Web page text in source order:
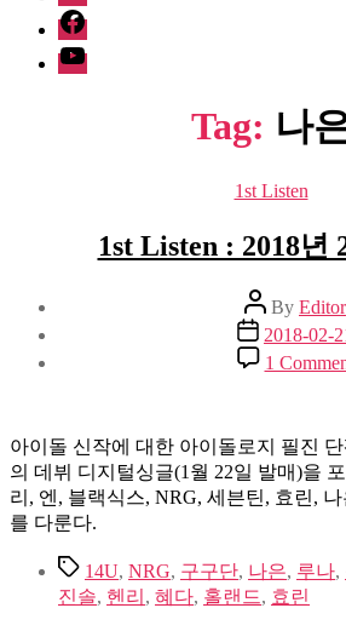
facebook
Youtube
Tag: 나
Categories
1st Listen
1st Listen : 2018년
Post
author
By Editor
Post
date
2018-02-
1
아이돌 신작에 대한 아이돌로지 필진
의 데뷔 디지털싱글(1월 22일 발매)을
리, 엔, 블랙식스, NRG, 세븐틴, 효린,
를 다룬다.
Tags14U, NRG, 구구단, 나은, 루나,
진솔, 헨리 , 혜다, 홀랜드, 효린